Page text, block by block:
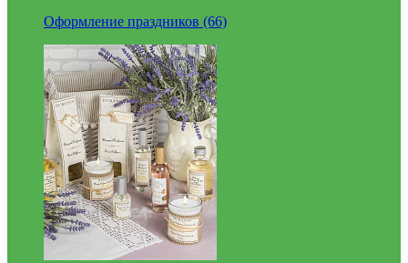
Оформление праздников (66)